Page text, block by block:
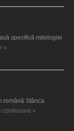
specifică mitologiei
»
română Stânca
continuare »